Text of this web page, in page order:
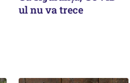
ul nu va trece